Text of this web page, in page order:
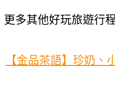
更多其他好玩旅遊行
【金品茶語】珍奶